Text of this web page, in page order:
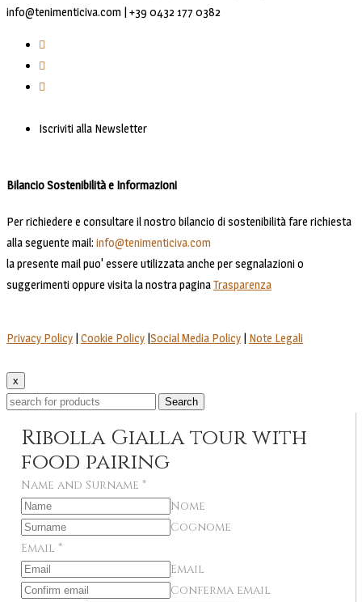
info@tenimenticiva.com | +39 0432 177 0382
Iscriviti alla Newsletter
Bilancio Sostenibilità e Informazioni
Per richiedere e consultare il nostro bilancio di sostenibilità fare richiesta
alla seguente mail: info@tenimenticiva.com
la presente mail puo' essere utilizzata anche per segnalazioni o
suggerimenti oppure visita la nostra paginaTrasparenza
Privacy Policy | Cookie Policy |Social Media Policy | Note Legali
x
Search
Ribolla Gialla tour with
food pairing
Name and Surname *
Nome
Cognome
Email *
Email
Conferma email